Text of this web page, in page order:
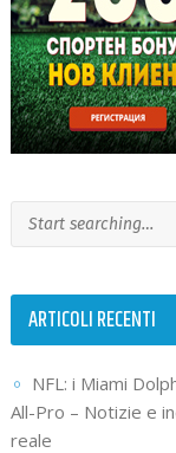
ARTICOLI RECENTI
NFL: i Miami
All-Pro – Notizie e
reale